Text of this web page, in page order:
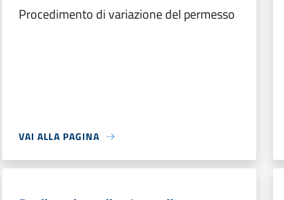
Procedimento di variazione del permesso
VAI ALLA PAGINA